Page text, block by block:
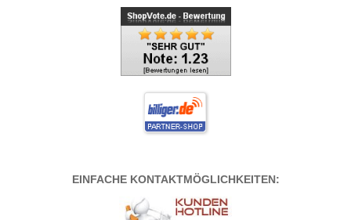
EINFACHE KONTAKTMÖGLICHKEITEN: